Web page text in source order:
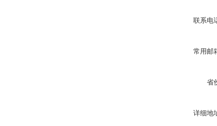
联系电
常用邮
省
详细地